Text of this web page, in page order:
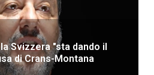
Svizzera "sta dando il
di Crans-Montana